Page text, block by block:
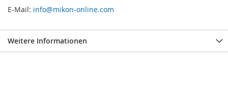
E-Mail: info@mikon-online.com
Weitere Informationen